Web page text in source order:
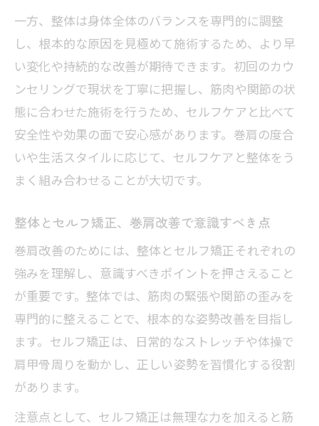
一方、整体は身体全体のバランスを専門的に調整
し、根本的な原因を見極めて施術するため、より早
い変化や持続的な改善が期待できます。初回のカウ
ンセリングで現状を丁寧に把握し、筋肉や関節の状
態に合わせた施術を行うため、セルフケアと比べて
安全性や効果の面で安心感があります。巻肩の度合
いや生活スタイルに応じて、セルフケアと整体をう
まく組み合わせることが大切です。
整体とセルフ矯正、巻肩改善で意識すべき点
巻肩改善のためには、整体とセルフ矯正それぞれの
強みを理解し、意識すべきポイントを押さえること
が重要です。整体では、筋肉の緊張や関節の歪みを
専門的に整えることで、根本的な姿勢改善を目指し
ます。セルフ矯正は、日常的なストレッチや体操で
肩甲骨周りを動かし、正しい姿勢を習慣化する役割
があります。
注意点として、セルフ矯正は無理な力を加えると筋